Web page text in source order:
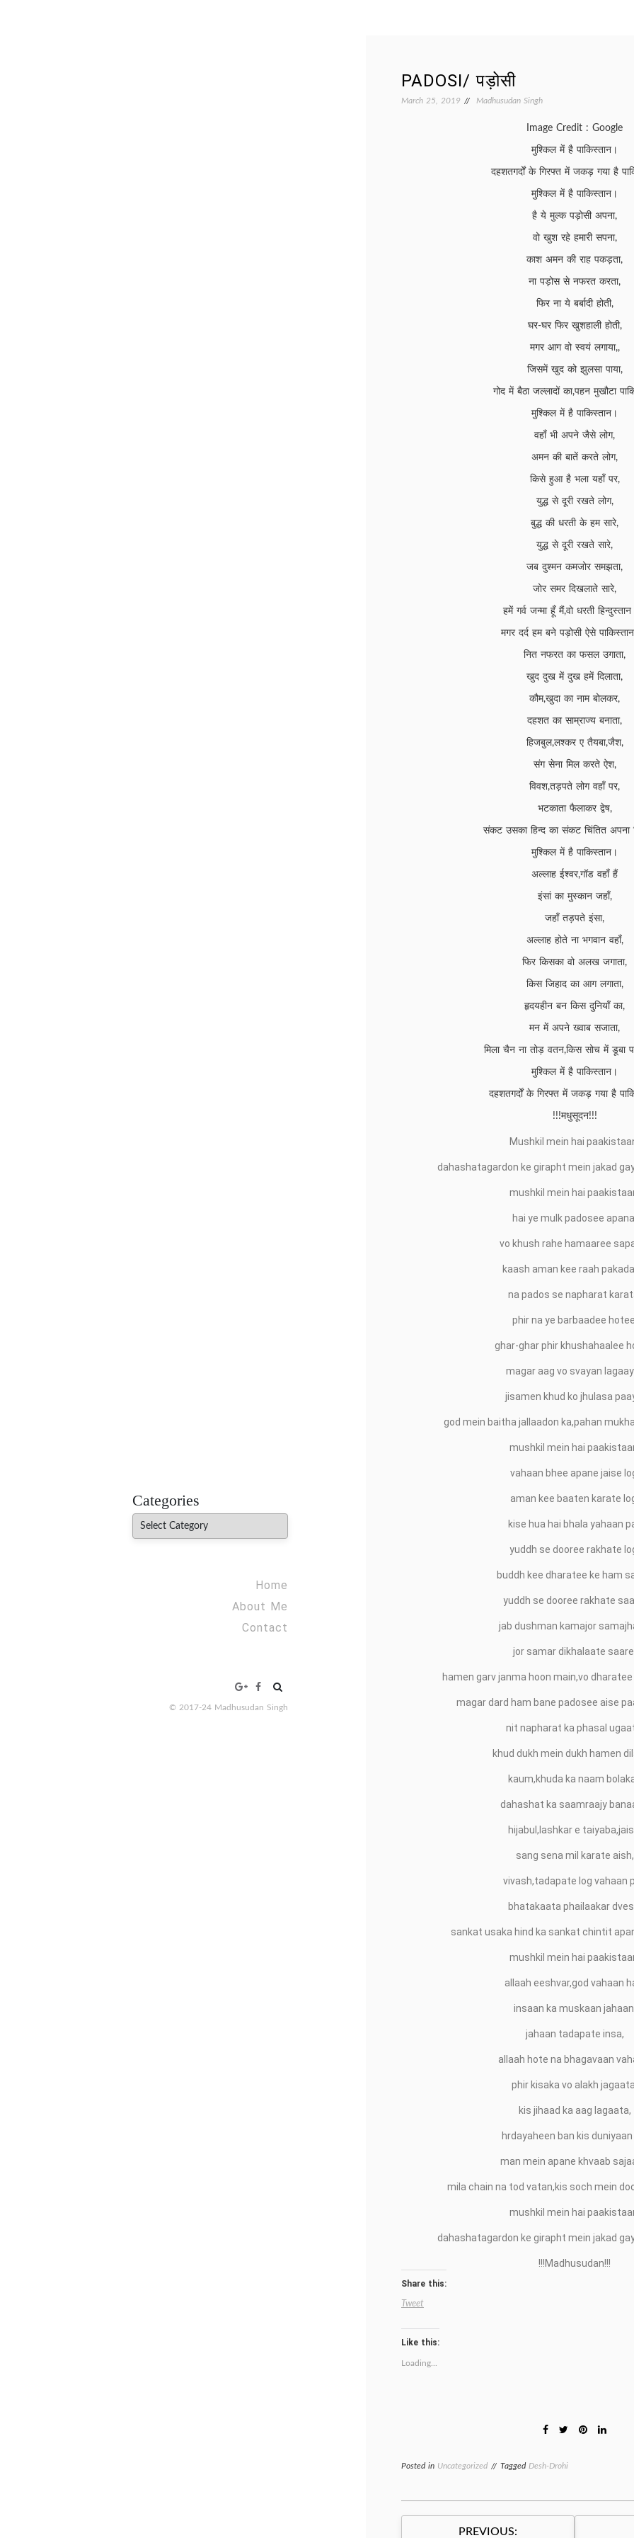
Categories
Categories
Home
About Me
Contact
Search
© 2017-24 Madhusudan Singh
PADOSI/ पड़ोसी
March 25, 2019 Madhusudan Singh
Image Credit : Google
मुश्किल में है पाकिस्तान।
दहशतगर्दों के गिरफ्त में जकड़ गया है
मुश्किल में है पाकिस्तान।
है ये मुल्क पड़ोसी अपना,
वो खुश रहे हमारी सपना,
काश अमन की राह पकड़ता,
ना पड़ोस से नफरत करता,
फिर ना ये बर्बादी होती,
घर-घर फिर खुशहाली होती,
मगर आग वो स्वयं लगाया,,
जिसमें खुद को झुलसा पाया,
गोद में बैठा जल्लादों का,पहन मुखौटा
मुश्किल में है पाकिस्तान।
वहाँ भी अपने जैसे लोग,
अमन की बातें करते लोग,
किसे हुआ है भला यहाँ पर,
युद्ध से दूरी रखते लोग,
बुद्ध की धरती के हम सारे,
युद्ध से दूरी रखते सारे,
जब दुश्मन कमजोर समझता,
जोर समर दिखलाते सारे,
हमें गर्व जन्मा हूँ मैं,वो धरती
मगर दर्द हम बने पड़ोसी ऐसे
नित नफरत का फसल उगाता,
खुद दुख में दुख हमें दिलाता,
कौम,खुदा का नाम बोलकर,
दहशत का साम्राज्य बनाता,
हिजबुल,लश्कर ए तैयबा,जैश,
संग सेना मिल करते ऐश,
विवश,तड़पते लोग वहाँ पर,
भटकाता फैलाकर द्वेष,
संकट उसका हिन्द का संकट चिंतित अपना
मुश्किल में है पाकिस्तान।
अल्लाह ईश्वर,गॉड वहाँ हैं
इंसां का मुस्कान जहाँ,
जहाँ तड़पते इंसा,
अल्लाह होते ना भगवान वहाँ,
फिर किसका वो अलख जगाता,
किस जिहाद का आग लगाता,
हृदयहीन बन किस दुनियाँ का,
मन में अपने ख्वाब सजाता,
मिला चैन ना तोड़ वतन,किस सोच में डूबा
मुश्किल में है पाकिस्तान।
दहशतगर्दों के गिरफ्त में जकड़ गया है
!!!मधुसूदन!!!
Mushkil mein hai
dahashatagardon ke girapht mein jakad
mushkil mein hai
hai ye mulk padosee
vo khush rahe hamaaree
kaash aman kee raah
na pados se napharat
phir na ye barbaadee
ghar-ghar phir khushahaalee
magar aag vo svayan
jisamen khud ko jhulasa
god mein baitha jallaadon ka,pahan
mushkil mein hai
vahaan bhee apane jaise
aman kee baaten karate
kise hua hai bhala yahaan
yuddh se dooree rakhate
buddh kee dharatee ke ham
yuddh se dooree rakhate
jab dushman kamajor
jor samar dikhalaate
hamen garv janma hoon main,vo
magar dard ham bane padosee aise
nit napharat ka phasal
khud dukh mein dukh hamen
kaum,khuda ka naam
dahashat ka saamraajy
hijabul,lashkar e
sang sena mil karate aish,
vivash,tadapate log vahaan
bhatakaata phailaakar
sankat usaka hind ka sankat chintit
mushkil mein hai
allaah eeshvar,god vahaan
insaan ka muskaan
jahaan tadapate insa,
allaah hote na bhagavaan
phir kisaka vo alakh
kis jihaad ka aag lagaata,
hrdayaheen ban kis duniyaan
man mein apane khvaab
mila chain na tod vatan,kis soch mein
mushkil mein hai
dahashatagardon ke girapht mein jakad
!!!Madhusudan!!!
Share this:
Tweet
Like this:
Loading...
Posted in Uncategorized Tagged Desh-Drohi
Post
PREVIOUS: